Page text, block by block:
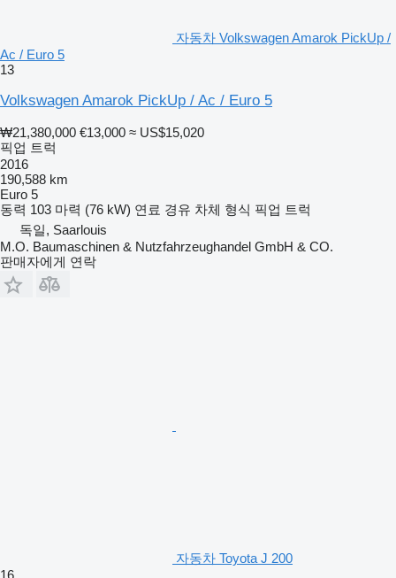
자동차 Volkswagen Amarok PickUp /
Ac / Euro 5
13
Volkswagen Amarok PickUp / Ac / Euro 5
₩21,380,000 €13,000 ≈ US$15,020
픽업 트럭
2016
190,588 km
Euro 5
동력 103 마력 (76 kW) 연료 경유 차체 형식 픽업 트럭
독일, Saarlouis
M.O. Baumaschinen & Nutzfahrzeughandel GmbH & CO.
판매자에게 연락
자동차 Toyota J 200
16